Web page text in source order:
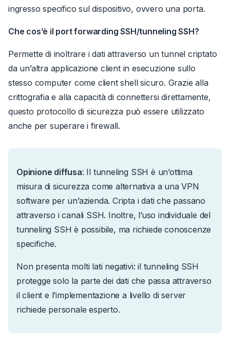
ingresso specifico sul dispositivo, ovvero una porta.
Che cos’è il port forwarding SSH/tunneling SSH?
Permette di inoltrare i dati attraverso un tunnel criptato
da un’altra applicazione client in esecuzione sullo
stesso computer come client shell sicuro. Grazie alla
crittografia e alla capacità di connettersi direttamente,
questo protocollo di sicurezza può essere utilizzato
anche per superare i firewall.
Opinione diffusa: Il tunneling SSH è un’ottima
misura di sicurezza come alternativa a una VPN
software per un’azienda. Cripta i dati che passano
attraverso i canali SSH. Inoltre, l’uso individuale del
tunneling SSH è possibile, ma richiede conoscenze
specifiche.
Non presenta molti lati negativi: il tunneling SSH
protegge solo la parte dei dati che passa attraverso
il client e l’implementazione a livello di server
richiede personale esperto.